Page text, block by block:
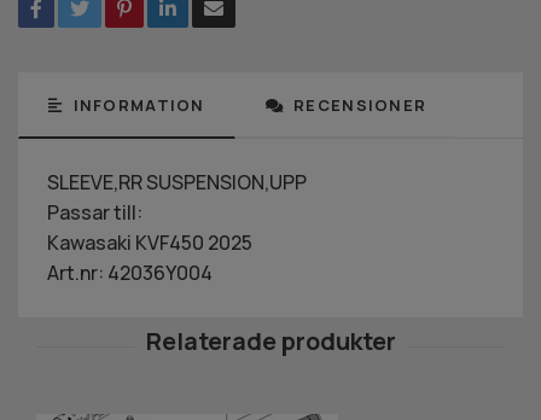
INFORMATION RECENSIONER
SLEEVE,RR SUSPENSION,UPP
Passar till:
Kawasaki KVF450 2025
Art.nr: 42036Y004